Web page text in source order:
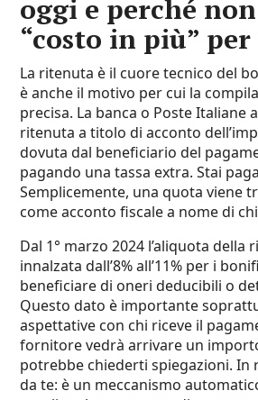
oggi e perché
“costo in più”
La ritenuta è il cuore tecnico del
è anche il motivo per cui la
precisa. La banca o Poste Italiane
ritenuta a titolo di acconto
dovuta dal beneficiario del
pagando una tassa extra. Stai
Semplicemente, una quota viene
come acconto fiscale a nome di
Dal 1° marzo 2024 l’aliquota della
innalzata dall’8% all’11% per i
beneficiare di oneri deducibili o
Questo dato è importante
aspettative con chi riceve il
fornitore vedrà arrivare un
potrebbe chiederti spiegazioni. In
da te: è un meccanismo